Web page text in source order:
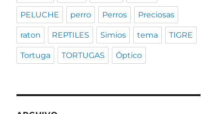
PELUCHE perro Perros Preciosas
raton REPTILES Simios tema TIGRE
Tortuga TORTUGAS Óptico